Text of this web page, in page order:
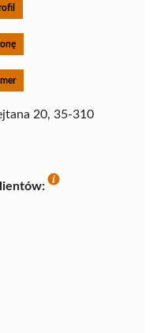
20, 35-310